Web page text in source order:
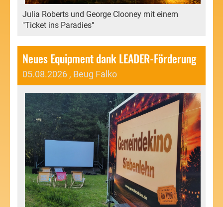
Julia Roberts und George Clooney mit einem
"Ticket ins Paradies"
Neues Equipment dank LEADER-Förderung
05.08.2026 , Beug Falko